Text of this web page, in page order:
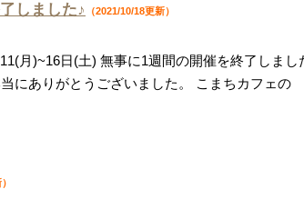
しました♪ （2021/10/18更新）
月)~16日(土) 無事に1週間の開催を終了しまし
にありがとうございました。 こまちカフェの